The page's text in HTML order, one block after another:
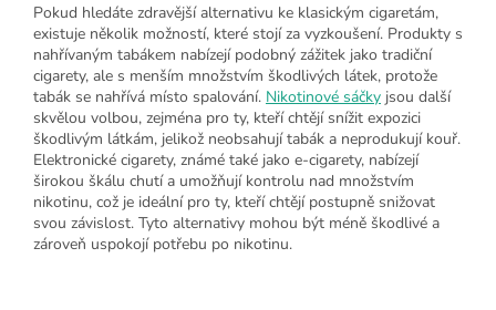
Pokud hledáte zdravější alternativu ke klasickým cigaretám,
existuje několik možností, které stojí za vyzkoušení. Produkty s
nahřívaným tabákem nabízejí podobný zážitek jako tradiční
cigarety, ale s menším množstvím škodlivých látek, protože
tabák se nahřívá místo spalování. Nikotinové sáčky jsou další
skvělou volbou, zejména pro ty, kteří chtějí snížit expozici
škodlivým látkám, jelikož neobsahují tabák a neprodukují kouř.
Elektronické cigarety, známé také jako e-cigarety, nabízejí
širokou škálu chutí a umožňují kontrolu nad množstvím
nikotinu, což je ideální pro ty, kteří chtějí postupně snižovat
svou závislost. Tyto alternativy mohou být méně škodlivé a
zároveň uspokojí potřebu po nikotinu.